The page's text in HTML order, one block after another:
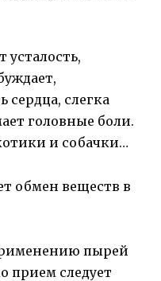
сердца, слегка
головные боли.
и собачки…
обмен веществ в
пырей
прием следует